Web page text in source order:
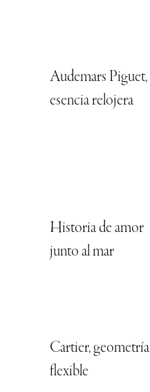
Audemars Piguet,
esencia relojera
Historia de amor
junto al mar
Cartier, geometría
flexible